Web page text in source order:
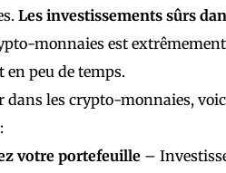
Les investissements sûrs
monnaies est
peu de temps.
les crypto-monnaies,
votre portefeuille –